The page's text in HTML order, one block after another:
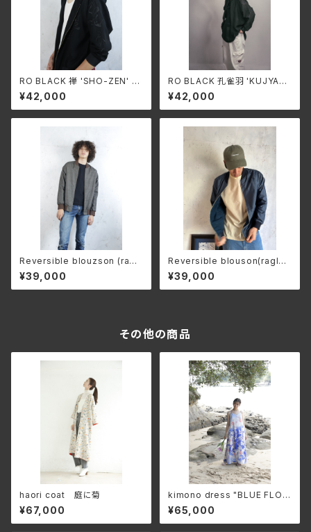
RO BLACK 禅 'SHO-ZEN' (h
ooded type)single short bl
ouson(ragran sleeve)
¥42,000
RO BLACK 孔雀羽 'KUJYAK
U' single short blouson(ra
gran sleeve)
¥42,000
Reversible blouzson (ragl
an sleeve)'OSHIMA BROW
N'
¥39,000
Reversible blouson(raglan
sleeve)'OSHIMA BLUE'
¥39,000
その他の商品
haori coat 庭に菊
¥67,000
kimono dress "BLUE FLOW
ERS"
¥65,000